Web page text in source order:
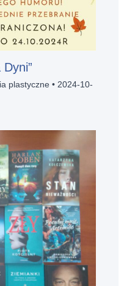
plastyczne• 2024-10-